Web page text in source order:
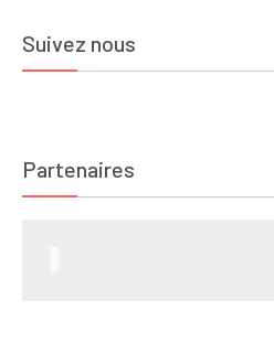
Suivez nous
Partenaires